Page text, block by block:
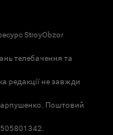
StroyObzor
телебачення та
редакції не завжди
Поштовий